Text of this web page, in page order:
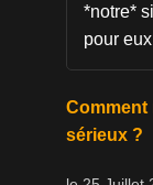
*notre*
pour
Comment
sérieux ?